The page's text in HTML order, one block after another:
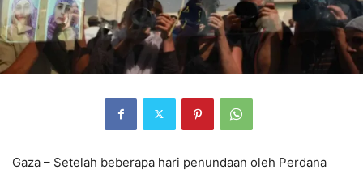
Gaza – Setelah beberapa hari penundaan oleh Perdana